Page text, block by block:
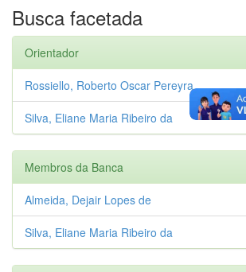
Busca facetada
Orientador
Rossiello, Roberto Oscar Pereyra
Silva, Eliane Maria Ribeiro da
Membros da Banca
Almeida, Dejair Lopes de
Silva, Eliane Maria Ribeiro da